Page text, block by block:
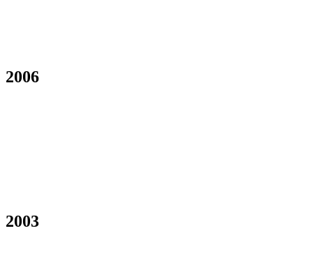
2006
2003